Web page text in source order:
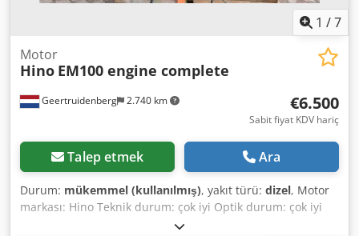
1 /7
Geertruidenberg 2.740 km
Motor
Hino EM100 engine complete
€6.500
Sabit fiyat KDV hariç
Talep etmek Ara
Durum: mükemmel (kullanılmış), yakıt türü: dizel, Motor
markası: Hino Teknik durum: çok iyi Optik durum: çok iyi
Aşağıdaki makineler için uygundur: Hitachi paletli vinç,